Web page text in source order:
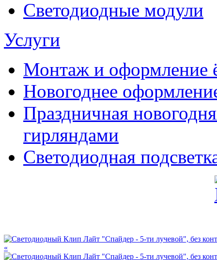
Светодиодные модули
Услуги
Монтаж и оформление
Новогоднее
Праздничная
гирляндами
Светодиодная
«